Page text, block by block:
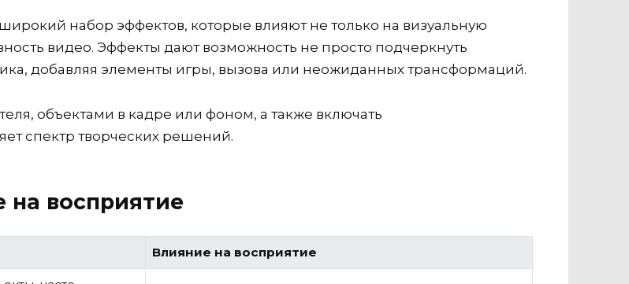
набор эффектов, которые влияют не только на визуальную
видео. Эффекты дают возможность не просто подчеркнуть
добавляя элементы игры, вызова или неожиданных трансформаций.
объектами в кадре или фоном, а также включать
спектр творческих решений.
на восприятие
Влияние на восприятие